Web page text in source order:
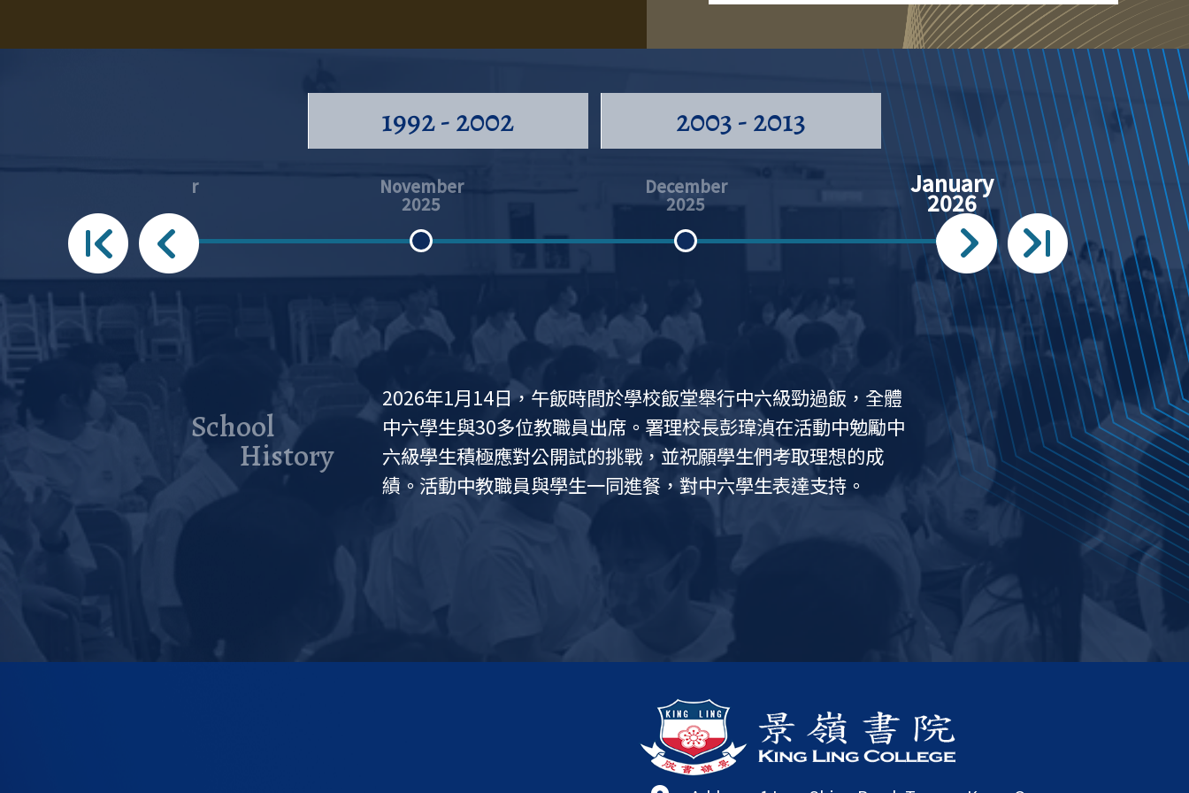
: Summer Vacation
1992 - 2002 2003 - 2013
November November
2025
December
2025
January
2026
School
History
2026年1月14日，午飯時間於學校飯堂舉行中六級勁過飯，全體
中六學生與30多位教職員出席。署理校長彭瑋湞在活動中勉勵中
六級學生積極應對公開試的挑戰，並祝願學生們考取理想的成
績。活動中教職員與學生一同進餐，對中六學生表達支持。
2025年12月15日，足球隊參加中學校際足球比賽(第三組別 九龍二
區) ，獲得男子甲組 亞軍。
2025年11月30日學校舉行升中資訊日。除安排在禮堂兩場的學習簡
介，及早會廣場之弦樂示範、為大埔火災籌款義賣外，是年特設
「景嶺貫學」：九個跨學科迷你課程共54節，讓小學生及家長在課
堂內了解中學學習的概況。
2025年11月25日，弦樂團參加香港青年音樂匯演(中學B組) 比賽，
獲得銅奬。
2025年11月，景嶺書院再次為初中同學舉辦國際月，讓同學放眼世
界。初中課程中本月加入日本文化和例子，如中式奉茶與日式茶道
等，為一系列活動展開序幕。
2025年9月30日，彭瑋湞署理校長主持升國旗儀式，全體師生出
席。學校還設立了一個小型壁佈展覽，闡述國家的建立。
2025年9月1日開學禮於上午九時在禮堂舉行。署理校長彭瑋湞勉勵
醒同學努力學習，莫負青春。
原定2025年7月11日之散學禮因颱風關係改7月12日舉行。楊校長
提醒同學要珍惜中學的時光。學生會、家教會、及校友會聯合舉行
歡送在校工作17年楊校長榮休。
2025年5月26日，本校男子手球隊甲、乙、丙組在中國香港學界體
育聯會中學校際手球比賽中均進入前四名，並在男子團體總成績中
與香港培正中學並列冠軍，為學校爭光。來年景嶺手球隊將在校際
比賽中晉升為第一組別，隊員們將以追求卓越的態度繼續努力。
2025年5月24日，景嶺書院邀得香港教育大學副校長鄭美紅教授為
2025年畢業生致訓辭。
2025年4月28日，男子足球隊在中學
校際足球比賽晉身男子乙組決賽(第
三組九龍二區)，本校男子足球隊與
上屆冠軍聖道迦南書院對賽。憑著同
在場打氣的支持下，及港超聯理文足
冠軍。而景嶺書院亦在是屆足球比賽
中取得總成績亞軍，為近十年來成績
最好的一屆。
2025年4月22日至23日，升學及就業輔導組聯同YMCA（香港中華
基督教青年會）日籌辦「工作影子計劃」，為中四及中五學生提供
親身體驗各行業的機會，豐富他們的學習經歷，幫助他們進行生涯
規劃。62位中四及中五級學生分別體驗了18種行業。
2025年4月15日至16日，本校上屆學生會成員及四社社長、副社
長，聯同沙田崇真中學之學生領袖合辦聯校領袖訓練營。而現屆學
生會幹事、四社社長及社員、學會主席及幹事則為是次活動的參加
者。兩校合共80位學生領袖於香港小童群益會白普理營進行兩日一
夜的訓練活動，訓練主題為「應變及團隊合作」。學生從中能夠學
習溝通技巧並建立團隊合作精神，獲益良多。
2025年4月6日，本校女子排球隊在4月6香港學界體育聯會中學校際
排球比賽第一組別女子乙組賽事中，與協恩女子中學成功爭入總決
賽，比賽過程激烈。最後本校女子排球隊勇奪亞軍，在這個高水平
學界比賽中為校爭光。
2025年3月18日，學生會、學生事務
部再度與輔導部合作，邀請了電笠人
人和音活動到校進行校園匯演，主題
為自我推動術。當日邀請到歌手雲浩
籃球員李琪先生作爲嘉賓，分享如何
2025年3月12及17日，學校的弦樂團
及管弦樂團分別於參與由香港聯校音
樂協會主辦的聯校音樂大賽。兩樂團
分別取得銀獎及金獎的佳績。其中學
10多所學校)，唯是同日一得到金獎
在同一大賽中奪金獎，創下佳績。
2025年3月初，教育局到校為歷史科及地理科作重點視學4天。視學
員讚賞課程及活動安排得宜，明白學生能力及選修限制，分享學習
盲點，以提升整體學與教及國家安全教育需要。
2025年3月6日，三月為本校的國際
月：韓國月。 本校邀請到韓國國際
學校校監卓衍均先生及新任宋校長為
韓國月揭開序幕。其後，楊校長、兩
學生對韓國文化有更深入的了解。
2025年3月6日，學生會、學生事務
部與輔導部合作，聯同關愛周活動邀
請了香港歌手周殷廷先生在課後為中
六學生以及其他年級的學生分享其挫
場演唱了兩首歌曲勉勵學生勇於面對
2025年2月28日，舉行一場年度的文
藝匯演。當天邀請了日本人學校校長
高增八潮女士、老師及學生作嘉賓，
景嶺書院學生的家長及校友一同出
普通話話劇、中樂、弦樂及中二大合
2025年1月13日，午飯時間於學校飯堂舉行中六級勁過飯，105位
中六學生與30多位教職員出席。楊校長在活動中勉勵中六級學生積
極應對公開試的挑戰，並祝願學生們考取理想的成績。活動中教職
員與學生一同進餐，對中六學生表達支持。
2024年11月5日，景嶺書院再次為初中同學舉辦國際月，讓同學放
眼世界。初中課程中本月加入日本文化和例子，如中式奉茶與日式
茶道，溫泉礦物研究，文學作品我是貓閱讀，小型音樂會，摺紙藝
術和幾何理論等等。是日邀得日本人學校校長高增八潮女士與全體
初中同學交流日本文化，為一系列活動展開序幕。
2024年9月30日，校長主持升國旗儀式，全體師生出席以紀念國家
成立75周年。學校還設立了一個小型壁佈展覽，闡述國家的建立。
2024年開學禮於9月2日上午九時於禮堂舉行。楊校長醒同學要珍惜
中學的時光。
2024年7月17日中六考生獲取文憑試成績單，迎來開校公開試最佳
成績：8月底95.8%應屆畢業生升讀大學學士學位課程。
2024年5月25日，景嶺書院邀得香港城市大學協理副校長為2024年
畢業生致訓辭。
2024年4月26日，升學及就業輔導部舉辦職場分享會「職 · 系 ·
點」。當日有8位專業人士到校與中四及中五級學生分享職場經驗、
升學過程及學系簡介，務求令中四與中五級學生得到最新的職場及
升學資訊。
2024年4月15日，為全民國家安全教育日，早會上簡介不同的國安
領域，並列舉不同例子，提醒學生守法及國安的重要性。同日，不
同科目亦於課堂上講解與科目相關之國家安全資訊。另外，公民及
社會發展科於當日下午，帶同10位中五學生出席「全民國家安全教
育日2024西貢區青少年教育講座」，讓學生對國家安全有更深了
2024年4月2、3及5日，升學及就業輔導組聯同YMCA (香港中華基
督教青年會)籌辦「工作影子計劃」，為中四及中五學生提供親身體
驗各行業的機會，豐富他們的學習經歷，幫助他們進行生涯規劃。
64位中四及中五級學生分別體驗了15種行業。
2024年3月26日，中五級共144位師啟程出發首爾(5A、5C及5D)或
台北(5B)， 展開期待已久的文化之旅。校外學習經歷及學習概覽統
籌組於去年開始與本屆中五學生籌備文化之旅的各項事宜，包括教
導學生撰寫旅程計劃書及預算開支等，豐富學生其他學習經歷。各
班行程以學習為主軸，行程設有企業探訪以及文化體驗的環節；學
生亦須於旅程中拍攝短片以及旅程後呈交學習報告，向全校師生分
2024年3月8日，三月為本校的國際
月：韓國月。 本校邀請到駐香港韓
國文化院院長Mr. CHOI Jaewon及香
港中文大學講師Dr. CHUNG
CHUNG跟學生們介紹了韓國近年的
作。其後，楊校長、兩位中三學生代
表與嘉賓進行論壇，讓學生對韓國文
化有更深入的了解。
2024年3月2日，校慶30周年盆菜宴假本校盛大舉行並圓滿結束。當
日筵開50席，近600人參加，包括：校董會主席、校董、會董、校
長、家教會榮譽會員、家長、離職老師、全校老師及職工、校友及
學生，尚有6所小學家長教師會主席及其代表。另外，還有4所海外
姊妹學校及1所友好學校，為校慶增添榮寵，盛況空前。是日過程順
利，抽獎獎品豐富，氣氛熱鬧，歡樂融融。
2024年2月28至3月2日，為國際交流
周(Kontiki Week)本年度共有4所姊
妹學校及1所友好學校(La Salle
Secondary School，Kota
Satit Bangna School、Youngil
32人出席本校2月28至3月2日的國際
交流周。學校舉辦多項活動，包括：
觀課、地域球賽、文化景點導賞等
等。
2024年1月29日，18位學生領袖到日
本名古屋及富山作領袖訓練活動。期
間，他們探訪了日本的姊妹學校：富
山國際大學附屬高等學校。學生領袖
課及進行不同形式的交流活動，增廣
交流團期間進行領袖訓練。
2024年1月18日，學校創科統籌組安排師生共120人於教師發展日
一起參與創科活動。當日全體中三級學生、中三班主任及 20多位老
師一起到科學園參觀粵港澳大灣區青年AI發展中心及香港商湯科技
公司。活動包括：參觀創科工作坊；師生體驗AI的機械學習
「Machine Learning」以及應用AI即時編程。學生了解AI編程後，
就以它分類物品。同時，也到訪香港商湯科技公司。由商湯科技的
2024年1月17日，創科學會(STEAM CLUB)安排了40多位中一至中
五級學生在課外活動日到香港數碼港參加「真實虛擬駕駛(Real
Virtuality Racing)(RVGT)」工作坊並進行比賽。工作坊讓學生了解
賽車業界生態，並體驗「真實虛擬駕駛」。活動亦介紹了AI賽程監
控及5G網路技術等。中二鄭同學勇奪「真實虛擬駕駛賽」同齡組別
2024年1月9 日，午飯時間於學校飯
堂舉行中六級勁過飯，105位中六學
生與30多位教職員出席。楊校長在活
動中勉勵中六級學生積極應對公開試
績。活動中教職員與學生一同進餐，
2023年12月15日，午息時間於早會
廣場舉辦了30周年校慶午間音樂會。
首先，以30周年主題曲「林盛路上」
揭開序幕，隨後由7位老師及8位學生
「南洋杉下」結束。當天有超過300
盡情享受這個午息時間。
2023年12月12至13日，22位老師與中四、中五級公民與社會發展
科學生到訪深圳龍崗區，認識新中國的偉大成就，以及當地的傳統
客家文化。師生均獲益良多。
2023年12月3日，上午舉行升中資訊
日。兩場簡介會共吸引超過1000人
出席，座無虛席。會上楊校長、老師
及同學為來賓介紹本校特色及收生程
烈。 當日並設有校園參觀環節及特
2023年11月8日，學校旅行日。中一級及中二級同學分別由學校乘
坐旅遊巴出發到石澳及淺水灣旅行。中三至中六級則按各班自由選
擇到不同地點旅行。
2023年11月6至7日，本校第二十八
屆陸運會於西貢鄧肇堅運動場順利完
成賽事，特邀景嶺書院法團校董會校
2023年11月3日，創科學會(STEAM CLUB)與物理科與資訊及通訊
科技科聯合參加「真實虛擬賽車」計劃(Real Virtuality Racing)，
讓中四級學生了解賽車界生態系統，體驗「真實虛擬駕駛
(RVGT)」。活動包括：A.I.賽程監控、機械工程及講解5G網路技術
等，透過真實虛擬駕駛賽車讓學生了解汽車產業及電競運動產業的
2023年11月2日，景嶺書院首次為初
中同學舉辦國際月，讓同學放眼世
界。初中課程中本月加入日本文化和
例子，如中式奉茶與日式茶道，溫泉
型音樂會，摺紙藝術和幾何理論等
為一系列活動展開序幕。
2023年10月27日，中六學生於穿著整齊的套裝回校，進行一連串與
升學有關的活動，包括︰與英文科合辦的模擬面試、校友升學分
享、儀容及衣著諮詢等。同學亦在當日埋下時間囊，並計劃於五年
後回到母校一同開啟。
2023年9月29日，第二十三屆水運會
在將軍澳游泳池舉行。當日邀請了本
校家長教師會主席馮小鳳女士擔任主
禮及頒獎嘉賓。當天順利完成所有35
奪得全場總冠軍。
2023年9月28日，校長主持升國旗儀式，全體師生出席以紀念國家
成立74周年。學校還設立了一個小型壁佈展覽，闡述國家的建立。
2023年9月4日，9月1日因颱風天，
開學禮於9月4日上午八時於禮堂舉
行。學校邀請了校友沈嘉雨先生作主
禮嘉賓，他與學弟妹分享以往在校的
30周年主題曲「林盛路上」的音樂影
校慶亮燈啟動儀式。為30周年慶祝節
目揭開序幕。
2023年5月20日，景嶺書院邀得香港
考試及評核馬局總監麥勁生教授為
2023年畢業生致訓辭。
2023年4月28日，升學及就業輔導部
舉辦職場分享會「職．系．點」。當
日有10位專業人士，包括兩位校友，
到校與中四及中五級學生分享職場經
四與中五級學生得到最新的職場及升
2023年4月26日，14名宣基小學小六學生到本校進入中一各班進行
「升中體驗日」，每名小六學生均由本校中一夥伴學生陪同。午膳
時間，學生會於早會廣場安排了遊戲活動予有關學生，讓他們在景
嶺度過了愉快而充實的一整天「升中體驗日」。
2023年4月11日至14日，升學及就業輔導組聯同YMCA (香港中華基
督教青年會)籌辦「工作影子計劃」，為中四及中五學生提供親身體
驗各行業的機會，豐富他們的學習經歷，幫助他們進行生涯規劃。
65位中四及中五級學生分別體驗了13種行業。
2023年3月29日及4月24日，校長率4名學生領袖分別拜訪韓國及日
本總領事館，邀請總領事於11月及3月到訪學校，為初中國際交流
活動作特別嘉賓。
2023年3月21日，校長作校園電視台講話，闡述國家安全教育之重
要。並宣布學生於復活節假期間，與家長 / 家人前往16所建議的博
物館 / 文物館 / 展覽館進行參觀活動，加強學生對「國家安全教
育」及「中華文化教育」的認識。學生參觀及學習活動時，需自拍
相片交給校務處保存於學生個人檔案內，作紀錄用。
2023年3月17日，護衛公司派任服務
學校多年之夜間保安員佳叔年屆70榮
休。學生會早上安排簡單歡送會，大
批老師學生響應出席歡送。學生會主
送上紀念品祝佳叔退休生活愉快。
2023年3月3日，舉行兩場年度的文
藝匯演。當天邀請了區內小學家長與
學生、景嶺書院學生的家長及校友到
來。自疫情復常後，本校更首次邀請
校支持活動並參與表演。今年的演出
插互動遊戲環節。節目尾聲時由學生
和老師帶領全場大合唱，現場氣氛熱
烈。
2023年2月25日，七名學生於創意思維香港區比賽獲選題之季軍，
並獲全場創意大獎(Ranatra Fusca Creativity Award) ，代表香港
於5月下旬前往美國密玆根參加世界賽事。
2023年2月15至16日，由學生會和社際事務組於2月15至16日聯合
舉辦的慈善師生籃球賽已順利完成。學生可與老師自行組隊，並透
過捐款獲得參賽資格。所有款項經已捐至景嶺書院優質教育基金。2
月15日的賽事中，廖永亮老師、馬健麟老師隊大勝陳善倫老師、徐
卓琪老師隊； 2月16日的賽事中，許家和老師、鄭浩熹老師隊與黃
偉峰老師、張家強老師隊打成平手。是次活動吸引了不少同學和老
2022年12月6日，前中共總書記、前國家主席、前中央軍委主席江
澤民在11月30日上海病逝，享年96歲。當天上午10時，江澤民先生
出殯，全體師生默哀3分鐘。
2022年12月4日，由學生會、四社學生領袖以及中三、中四級學生
籌備的三十周年慈善籌款攤位順利舉行。攤位包括：由學生自己設
計的紀念品、攤位遊戲及到校紀念活動，深受家長和學生歡迎。是
次活動共籌得港幣$10,015.5，成績令人滿意。賣物收益在扣除成本
後，全數捐予景嶺書院優質教育基金，以幫助在校因特殊情況而需
要金錢支援的學生，讓每一位學生都能夠得到同等的教育機會。
2022年11月下旬，教育局於11月22、23、28及12月1日到本校就
通識科、公社科和個人、社會及人文教育學習領域(初中級)重點視
學，教務部統籌向有關科目收集文件。
2022年11月21日，由於學校已符合教育局之疫苗接種要求，學校恢
復全日面授課堂。學校安排初中、高中學生於午飯時間分兩批用
膳，秩序良好。
2022年11月17日，相隔三年，學校復辦旅行日。中一級及中二級同
學分別由學校乘坐旅遊巴出發到石澳及深水灣、淺水灣旅行。中三
至中六級則按各班自由選擇到不同地點旅行。
2022年11月4日，中六學生於穿著整
齊的套裝回校，進行一連串與升學有
關的活動，包括︰與英文科合辦的模
擬面試、校友升學分享、儀容及衣著
並計劃於五年後回到母校一同開啟。
2022年10 月27至28日，停辦三年
後，本校第二十七屆陸運會於將軍澳
運動場順利完成85項賽事，特邀景嶺
書院法團校董會校董朱家源先生擔任
啦隊表演冠軍及全場總冠軍。
2022年10月14日 本校邀請了香港紅十字會為中一至中三同學進行
了網上講座 —— 「同理同你」非暴力溝通講座。內容包括：非暴力
溝通的重要性和技巧。
2022年10月11日，為推廣足球運動
以及增加學生對本地足球的認識、支
持，足球隊邀得港超聯前列球會 ——
理文足球會到訪本校。在主教練陳曉
球員迪高等帶領下，與本校足球隊共
本地足球的認識以及對足球的興趣
外，亦對他們銳意提升自身足球技巧
有着更大的動力，效果令人鼓舞。
2022年9月29日，停辦兩年後，第二
十二屆水運會在將軍澳游泳池復辦。
當日邀請了本校家長教師會主席馮小
鳳女士擔任主禮及頒獎嘉賓。當天早
利完成所有36個項賽事，由誠社奪得
共取得兩項亞軍、5項季軍及4項殿
軍。
2022年9月28日，所有學生領袖與校長一起主持升國旗儀式，以紀
念國家成立73周年。學校還設立了一個小型壁佈展覽，闡述國家的
建立。
2022年9月24日，35位學會主席出席
由課外活動組舉辦的領袖訓練課程。
課程內容包括：討論、交流宣傳學會
2022年8月26日，中一新生開學日(Initiation Ceremony) 順利舉
行。透過開學禮、講座、班主任座談及會見家教會成員等活動，讓
中一新生及家長認識開學日的流程及學校的日常運作。另外，為了
增加同學們的歸屬感，由本年開始，每位中一同學獲發一份「彬
匣」。匣子內有一枚四社襟章及中一襟章。襟章寓意同學入讀景嶺
書院後能打好根基，並在此茁壯成長，也是校方歡迎同學加入景嶺
2022年8月，中三教室( 305、405、505及605室) 及兩間特別室
(206 及406室)安裝智能互動觸控顯示屏及其周邊系統。共新裝12部
顯示屏，每個教室均設兩部作互動教學。8 月29 日舉行首次相關培
訓工作坊，供所有老師參與。當日除有使用示範外，老師亦有即場
試用智能互動觸控顯示屏。隨後8 月31 日及9 月10日亦舉行了兩場
老師使用智能互動觸控顯示屏的心得會，交流研習使用智能互動觸
2022年8月13日，本校茶藝班畢業學員周卓恆與柯鳳蘭老師獲邀出
席灣仔會議中心茶展內舉行的青年茶道座談會。當日活動內容豐
富：畢業舊生周卓恆同學代表大會朗誦茶詩及示範小壺泡茶法。及
聯校組成青少年茶藝隊，向與會人士示範泡茶及奉送茶包，推廣中
國茶文化，體現中國傳統茶藝中的「敬」及「親和」特質，實踐以
禮待人的態度。師生分享學習及推廣中華茶藝感受與心得。
2022年8月11日，超過60位聖公會油塘基顯小學的小五生參加了由
我校創意思維學會、音樂學會、海事青年團、童軍和社會服務團合
辦，名為「Vista 觀景台」的網上中學體驗日。內容包括：課外活動
體驗、升中面試技巧工作坊以及學生交流環節。所有參加者均獲發
證書一張，以示嘉許。
2022年8月10日，「大學聯合招生辦法」公布正式遴選結果。本年
度有83名中六學生獲派學士學位課程，達93.3%。
2022年8月5日，因疫情緣故，2021-
2022年度文藝匯演延至是日舉行。
這次匯演的主題為「 Back To
Normal」，標誌匯演相隔三年後，
目包括：樂團合奏、繪畫表演、普通
參與台前幕後工作。同時，亦招待約
20對中一新生及家長。
2022年6月17日，景嶺書院與賽馬會
體藝中學舉行英文科交流會，雙方英
文科老師互相交流教學心得。
2022年5月21日，景嶺書院邀得香港
浸會大學校長衛炳江教授為2022年
畢業生致訓辭。
2022年2月中，由於冠狀病毒第五波情況嚴重，教育局宣布暫停面
授課程，只讓中六學生完成必要課程及考試。及後更提前放暑假至4
月下旬學生在家以遙距方式學習，直到5月初文憑試主科完結，方恢
復面授課程。
2021年12月17日，學生會安排兩場聖誕聯歡演出，由師生輪流表演
歌舞。更有身處海外前教員遙遠送上祝福。
2021年12月15日，英文科以視訊形
式與姐妹校上課，由本校主持。共7
所學校報名參加，人數達250人。課
堂學習氣氛良好，交流有序。教育局
讚許活動意義非凡。
2021年12月5日，學校安排兩場中一入學簡介及自行收生答問會。
同日亦安排中西樂團大合奏及家教會聖誕義賣活動。
2021年10月29日，學校舉行初中家長及老師交流會。
2021年10月29日，景嶺書院中六學
生是日穿著正式西服參與「笄冠
日」，除了一般課堂外，是日活動包
括笄冠授袍儀式、時間囊封印儀式、
升學分享等。
2021年9月1日，學校舉行新學年開
學禮。
2021年7月14日，約200校友回校參
加校友日活動，並開啟2016年畢業
生鎖上之時間囊，場面熱鬧感人。
2021年5月22日，景嶺書院邀得嶺南
大學校長鄭國漢教授為第24及25屆
畢業典禮主禮及授憑。
2021年5月20日，應屆畢業生送贈母
校茶花樹，畢業生代表及校長聯合栽
種。
2021年04月16日，校友會協助選出新一屆校友校董。同日，校友會
舉行第19屆周年大會及新一屆幹事選舉，2016年畢業之呂東明校友
當選為主席。
2021年1月，學校亦安排各級上、下午分批陸續回校參加本學年第
一次考試。
2020年12月6日，學校首次網上廣播中一入學簡介及自行收生安
排。
2020年12月初，由於冠狀病毒情況嚴重，教育局宣布暫停面授課
程，學生在家以遙距方式學習直到另行通告。
2020年11月6日，學校舉行新一屆家
長校董選舉，徐佩儀女士及馮小鳳女
士當選，兩位為現任家教會正、副主
席。學校亦同時安排初中家長及老師
交流會。
2020年11月6日，校友會舉行第18屆周年大會及新一屆幹事選舉，
2018年畢業之盧嘉怡校友當選為主席。學校亦安排2020年畢業生穿
上畢業禮袍，在校園留倩影。
2020年10月28日，英文科以視訊形
式與姐妹校上課，由本校主持。第二
課及第三課分別於11月11日及2021
年5月28日舉行。共三所學校參加，
氣氛良好，交流有序。
2020年9月下旬，各級分批陸續復課。
2020年9月1日，新學年以遙距學習模式開始。
2020年6月22, 26日，教育局對學校在學與教，關愛輔導的措施進
行重點視學。口頭和書面報告都對學校，安排及成效有極高的評
價。
2020年5月27日，冠狀病毒大流行後
學校重新開放上課。
2020年5月由於冠狀病毒情況不明朗，畢業典禮延至下學年舉行。
2020年4月24日，學校召開了特別教員會議，報告各種學校應付冠
狀病毒的措施，並簡介文憑試監考特別注意事項。
2020年1月25日，由於冠狀病毒情況嚴重，教育局宣布停課。危機
處理組和校政委員會在接下來的三個星期內舉行了不同會議，以幫
助師生進行遙距學習。學校停課一直持續到五月底。
2019年11月13日，由於交通問題，學校宣布停課。教育局其後亦宣
布停課四天。
2019年9月2日，新學年開始；學校安排一位學生代表上台表達她對
社會問題的關注，並得到在座學生有序回應。2019年5月25日，景嶺書院邀得香港
教育大學校長張仁良教授致訓辭為第
23屆畢業典禮主禮及授憑。
2019年4月2日 – 4月6日，景嶺書院之「千日耕耘、萬分收獲」中五
文化之旅於是日舉行，各班分別前往越南芽莊及胡志明市，日本名
古屋，印尼巴厘島，斯里蘭卡，吉隆玻及沙巴，並分別拜訪當地教
育機構及參與社區服務。學生親身體驗當地文化及進行文化及學術
2019年3月1日，25週年校慶文藝匯
演於晚上順利進行，當晚邀請了教育
局局長楊潤雄先生為主禮嘉賓。我們
更邀請到來自韓國、日本、馬來西
持。今年的節目包括中樂、弦樂、學
《FAME》表演。尾聲時更邀請海外
學生與本校學生一同跳舞氣氛熱烈。
2019年3月1日，與馬來西亞 La Salle
Secondary School，泰國 Satit
Bangna School 及韓國 Youngil
2019年2月27日， 舉行了第六屆閱讀
論壇，共有260多名來至22所本地中
學 及七所海外中學的師生參與此活
動。本校更有幸邀請海外四所姊妹學
分享了個人讀書心得及喜好。閱讀論
2019年1月16日，景嶺書院中六學生
參與「中六勁過飯」，與景嶺書院師
生共享午膳，並預祝中六同學DSE取
2019年1月14日，景嶺書院與蘇淅公
學舉行中文科交流會，雙方中文科老
師互相交流教學心得。
2018年12月20日，景嶺書院與理文足球會合辦足球表演賽，同時現
職足球員與景嶺書院甲、乙和丙組同學作足球技術交流。
2018年12月14日，與日本 Toyama University of International
Studies High School 結為姊妹學校。2018年11月14-16日，北京路河中學
Luhe High School共5位師生應邀到
訪景嶺書院，師生參與中二及中三課
2018年10月26日，景嶺書院中六學
生是日穿著正式西服參與「笄冠
日」，除了一般課堂外，是日活動包
括笄冠授袍儀式、時間囊封印儀式、
升學分享等。
2018年9月10日，新加玻教育部門共
9位教職員到訪景嶺書院，參與課堂
並與景嶺書院學生交流。
2018年7月10日，台北市立天母國民中學合唱團到訪景嶺書院，參
與試後活動並在禮堂作合唱表演，午膳時與景嶺書院輔導領袖生交
流。
2018年5月26日，景嶺書院邀得香港
浸會大學校長錢大康教授為2018年
畢業生致訓辭。
2018年5月8-10日，景嶺書院與中華
基督教會蒙民偉書院合辦本地學生交
流活動，蒙民偉書院有八名中三級學
生到景嶺書院上課交流，進行課堂及
學生領袖(包括領袖生及四社社長)於
2018年4月3日至4日，景嶺書院28位分別來自學生會及CLT (EO &
SLP TEAM)的學生及7位老師，聯同沙田崇真中學、妙法寺劉金龍
中學及何明華會督銀禧中學共109位師生，籌辦及參加了2日1夜訓
練營。是次活動由四校之學生會幹事作統籌，並由各校中三或中四
學生出任組長，帶領近百名學生進行領袖訓練活動。是次活動讓不
同級別的參加者獲得珍貴的領袖特質學習機會，同時亦可與友校學
2018年3月25日至3月30日，景嶺書院中三至中四級共30位學生領
袖，包括學生會、領袖生、輔導領袖生及四社社幹事，聯同3位老師
前往昆明及麗江進行領袖訓練。活動除了一般訓練活動外，師生亦
探訪了雲南大學，了解當地大專生活，並探訪了束河完全小學，景
嶺書院學生領袖化身小老師，為到訪小學的小二及小三學生進行教
授工作(包括歷史課、英文課、體育課及手工藝課)，並從統籌工作
2018年3月22日 – 3月27日，景嶺書院之「千日耕耘、萬分收獲」
中五文化之旅於是日舉行，各班分別前往上海及日本，並分別拜訪
當地教育機構及參與社區服務。學生親身體驗當地文化及進行文化
及學術交流。
2018年3月16日，景嶺書院第五屆閱
讀論壇邀得田家炳基金會主席~田慶
先先生主禮，並與31間本地及海外學
校學生參與閱讀活動，交流分享。閱
組討論、閱讀報告展覧及普通話辯論
2018年3月15日，景嶺書院第十屆文
藝匯演於禮堂舉行，招待海外師生、
友校師生、本校師生、家長、及舊
生。節目包括弦樂表演、中二大合
Music》。大合唱《Fantasy》後完
2018年3月14日，北京路河中學Luhe High School、沙巴喇沙中學
La Salle Secondary School、韓國 Youngil High School 及日本富
山大學輔屬高校Toyama U of International Studies High School
共50多位師生應邀到訪景嶺書院，學生參與中三及中四課堂，與該
校學生交流。海外師生亦參與文藝匯演及閱讀論壇，並與香港學生
2018年3月3日，中一及中二級七位
學生於香港創意思維競賽2018勇奪
第二組別《A Stellar Hangout》冠
軍，並於5月21- 28日與老師前往美
賽世界賽。學生親身體驗當地文化及
2017年11月2日，將軍澳天主教小學
共八十位小六學生到訪景嶺書院，學
生參與中一課堂，與景嶺書院學生交
2017年10月27日，與北京市潞河中學結為姊妹學校。正式開展兩校
合作、交流、師訓等活動。
2017年10月27日，景嶺書院中六學
生是日穿著正式西服參與「笄冠
日」，除了一般課堂外，是日活動包
括笄冠授袍儀式、時間囊封印儀式、
升學分享等。
2017年10月26-29日，景嶺書院楊校長與卓副校長率十位學生領袖
到北京潞河中學參加150周年校慶活動。
2017年6月下旬，景嶺書院卓副校長
及彭助理校長率二十位學生領袖到北
京潞河中學交流上課。學生除了學習
日常課業外，亦多了解當地文化。卓
締結姊妹校事宜作最後準備。
2017年5月13日，景嶺書院邀得香港
理工大學校長唐偉章教授為2017年
畢業生致訓辭。唐教授勉勵眾人堅持
2017年3月31 – 4月4日，景嶺書院之「千日耕耘、萬分收獲」中五
文化之旅於是日舉行，各班分別前往泰國(曼谷)、吉隆坡及新加
坡、斯里蘭卡、柬埔寨(金邊及暹粒)、越南 (峴港、會安、順化)，
並分別拜訪當地教育機構及兒童之家。
2017年3月中旬，教育局向景嶺書院作「校外評核」，除了翻閱各
類文件外，亦觀課及與師生、家長、校董面談，以全面了解學校發
展進度。
2017年3月16日，景嶺書院第四屆閱
讀論壇邀得中文大學麥陳淑賢教授主
禮，並與24間本地及海外學校學生參
與閱讀活動，交流分享。閱讀論壇包
閱讀報告展覧及普通話辯論比賽等。
2017年3月15日，景嶺書院第九屆文
藝匯演於禮堂舉行，招待本校師生、
家長、及舊生。節目包括弦樂表演、
中二大合唱、及歌舞劇《Mary
後完滿結束。
2017年3月14日，北京路河中學、沙
巴喇沙中學、曼谷 Satitbangna
School師生再次應邀到訪景嶺書
院，學生參與中三課堂，與該校學生
讀論壇，並與香港學生交流學習心
2016年11月下旬，景嶺書院老師率領約三十位領袖生出訪姊妹校無
錫大橋中學，及青島、曲阜等城市。學生除了學習日常課業外，亦
增加對當地文化的了解。
2016年9月1日，景嶺書院正在更換
禮堂設備，另覓地點舉行開學禮。早
上黃雨訊號過後，衆師先齊集早會廣
場，領袖生及校長互勉同學，希望各
人百尺竿頭。
2016年5月21日，景嶺書院邀得教育
局副秘書長陳嘉琪博士為2016年畢
業生致訓辭。陳嘉琪博士勉勵眾人堅
2016年4月22日，景嶺書院邀得十一
位從事不同行業的專業人仕為中四及
中五學生分享其成長經歷、工作經
驗，以及生涯規劃的重要性等，讓學
生思考未來方向。
2016年4月14日，宣基小學共十一位
小六學生到訪景嶺書院，學生參與中
一課堂，與景嶺書院學生交流。
2016年4月2 - 3日，中二及中三級7位學生於香港創意思維競賽
2016勇奪第二組別經典題《伊索瘋》冠軍，並於月23 - 30日與兩位
老師前往美國艾奧瓦州代表香港參與創意思維競賽世界賽。學生親
身體驗當地文化及進行文化交流活動，增廣見聞。
2016年3月17日，景嶺書院第三屆閱
讀論壇邀得Dr. Nadrudee
Chitrangsan 與22間本地及海外學校
學生參與閱讀活動，交流分享。閱讀
討論、閱讀報告展覧及普通話辯論比
2016年3月17 – 21日，景嶺書院之「千日耕耘、萬分收獲」中五文
化之旅於是日舉行，各班分別前往泰國(清邁)、馬來西亞(檳城、怡
保及吉隆坡)、台灣(高雄及墾丁)、中國華東地區(上海、杭州及蘇
州)、柬埔寨(金邊及暹粒)，並分別拜訪當地教育機構及兒童之家。
2016年3月16日，景嶺書院第八屆文
藝匯演於禮堂舉行，招待本校師生、
家長及舊生。節目包括弦樂表演、中
二大合唱、及歌舞劇《Grease》。
喇沙中學及曼谷 Satitbangna
完滿結束。
2016年3月15日，沙巴喇沙中學、曼谷 Satitbangna School師生
再次應邀到訪景嶺書院，學生參與中三課堂，與該校學生交流。兩
校師生亦參與文藝匯演及閱讀論壇，並與香港學生交流學習心得。
2015年12月16 - 20日，景嶺書院楊校長率領四社正副社長共八位學
生到曼谷 Satitbangna School中學上課。學生除了學習日常課業
外，亦增加對當地文化的了解。
2015年11月4日，香港大學英語教學
碩士班26位學生到臨景嶺書院觀課，
並與該校學生互動。該校老師亦分享
教學心得。陳寶儀老師、馬韻芝老
學成果。
2015年10月30日，景嶺書院中六學
生是日穿著正式西服參與「笄冠
日」，除了一般課堂外，是日活動包
括笄冠授袍儀式、時間囊封印儀式、
升學分享等。
2015年5月23日，景嶺書院邀得薩凡
納藝術及設計學院 (香港) 協理副校
長Mr Michael Shreve 為2015年畢業
生致訓辭。副校長勉勵眾人勇敢嘗
試，為自己未來作最充足的準備。
2015年5月8日，景嶺書院邀得八位年青創業家為中五學生分析學習
目標、工作目標、人生目標的關係，讓學生思考未來方向，貢獻社
會。
2015年5月7日，景嶺書院李美寶助理校長率八位中三學生到保安縣
中英學校上課。學生除了學習日常課業外，亦參與當地文化活動。
2015年4月23日，教育局資優教育組之官員到訪景嶺書院，與課程
發展組老師交流心得。
2015年4月15日，教育局負責科技教育學習領域(KLA)之官員到訪
景嶺書院。與楊校長及相關科任老師交流課程發展心得。
2015年4月14日，宣基小學十位小六
學生到訪景嶺書院，學生參與中一課
堂，與該校學生交流。
2015年4月14日，教育局副局長楊潤
雄太平紳士到訪景嶺書院。副局長除
了參觀課堂外，亦與楊校長及學校行
2015年4月8 - 13日，景嶺書院楊校長率八位中三、四學生到沙巴喇
沙中學上課。學生除了學習日常課業外，亦多了解當地文化。楊校
長亦協助教授英語課，並與所屬校區內八位校長交流行政經驗及教
學心得。
2015年3月26 - 29日，景嶺書院之
「千日耕耘、萬分收獲」中五文化之
旅於是日舉行，一眾前往首爾。除參
觀文化景點外，並拜訪五所大學及參
訪南北韓非軍事區。
2015年3月14日，景嶺書院第二屆閱
讀論壇邀得教育局語文學習支援組首
席發展主任梁雪梅女士致開幕詞。梁
女士鼓勵參與閱讀論壇之三百名本地
享。閱讀論壇包括：中、英文個人報
2015年3月13日，景嶺書院第七屆文
藝匯演於禮堂舉行，是屆主題為「中
華文化」，並特別奉獻是次活動予
2012年畢業生。該校司儀介紹身上
拳、集誦、中樂等節目。余國強老師
演、中二詠誦胡適先生之「希望」一
詩及大合唱「蘭花草」後完滿結束。
2015年3月12日，上海市市北中學、無錫市大橋實驗學校、沙巴喇
沙中學、首爾風城中學及曼谷 Satitbangna School 共23位學生及
8位老師應邀到訪景嶺書院，學生參與中三課堂，與該校學生交流。
五校師生亦參與文藝匯演及閱讀論壇，並與香港學生交流學習心
2015年1月22日，田家炳基金會主席
田慶先先生一行七人到訪景嶺書院，
與楊校長、陳寶儀老師、及彭瑋湞老
2014年12月10日，與深圳市中英公學結為姊妹學校。
2014年12月5日，葵涌蘇浙公學梁校
長及英文科老師蒞臨景嶺書院觀課交
流。
2014年11月21日，首爾風城中學李
校長、老師、及學生會主席到訪景嶺
書院參觀，李校長並訓勉景嶺書院學
生。一眾亦參加中三英文短篇小說講
派師生互訪交流。
2014年10月31日，景嶺書院中六學
生是日穿著正式西服參與「笄冠
日」，除了一般課堂外，學生參與祈
願早會、禮儀練習、面試技巧等活
2014年9月19日，台灣淡江大學校長
張家宜教授到訪景嶺書院參觀，並訓
勉學生。楊校長其後與大學結盟簽
約，為赴該大學的畢業生取得錄取獎
學金。
2014年5月24日，景嶺書院邀得香港
大學專業進修學院院長李焯芬教授為
第18屆畢業典禮主禮及授憑。
2014年4月11日，景嶺書院計劃多年之「千日耕耘、萬分收獲」中
五文化之旅於是日出發，各班分別前往首爾、吉隆坡、台北、及沙
巴。
2014年3月25日，40位泰國中小學教
師到訪景嶺書院，並邀請景嶺書院師
生到曼谷交流。
2014年3月15日，景嶺書院舉行「閱
讀論壇」，邀得語常會成員及理工大
學中文及雙語學系陳瑞端教授主持開
幕禮，並與參與閱讀論壇之九所中學
個人報告、小組討論及海報設計。同
環節中表現出色。入圍決賽學校包
括：基督教宣道會宣基小學、仁愛堂
田家炳小學、優才書院及東華三院王
余家潔紀念小學，決賽將於3月28日
在景嶺書院進行。
2014年3月7日，景嶺書院年度校慶
文藝匯演，招待本校師生、家長及區
內小學師生。節目包括紙傘舞、中二
大合唱、及歌舞劇「校史館魅影」。
貞女士及景嶺教育文化基金會主席徐
進一步。
2014年2月28日，景嶺書院於校園設
93席二十周年校慶盆菜宴，基金會成
員、校董會成員、離職老師、校友、
職員、本校師生及家長一同分享校慶
榮耀。
2014年2月，景嶺書院出版創校二十
周年「景識」特刊。
2014年2月11-14日，聖公會鄧肇堅
中學九名師生到校上課交流，分享學
與教心得。本校九名師生於18-21日